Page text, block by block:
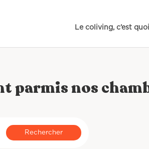
Le coliving, c’est
parmis nos